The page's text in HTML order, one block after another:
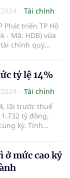
ngân sách nhà
và người
Tài chính
Phát triển TP Hồ
- Mã: HDB) vừa
chính quý
kỳ. Các chỉ
toàn hoạt động
cao, khẳng
của chiến
vững.
tỷ lệ 14%
Tài chính
lãi trước thuế
tỷ đồng,
kỳ. Tính
hàng này
tức cho cổ
ở mức cao kỷ